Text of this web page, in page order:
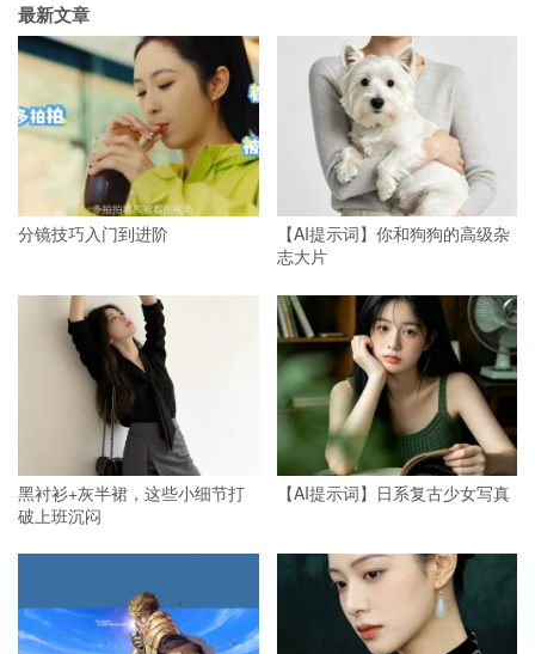
最新文章
分镜技巧入门到进阶
【AI提示词】你和狗狗的高级杂
志大片
黑衬衫+灰半裙，这些小细节打
破上班沉闷
【AI提示词】日系复古少女写真